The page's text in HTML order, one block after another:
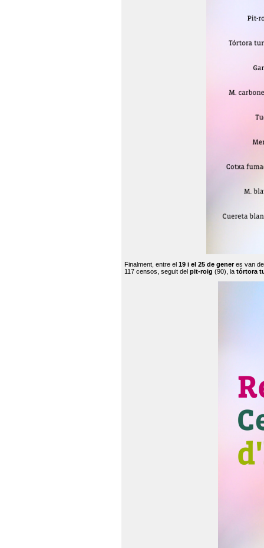
Finalment, entre el 19 i el 25 de generes van
117 censos, seguit del pit-roig (90), la tórtora